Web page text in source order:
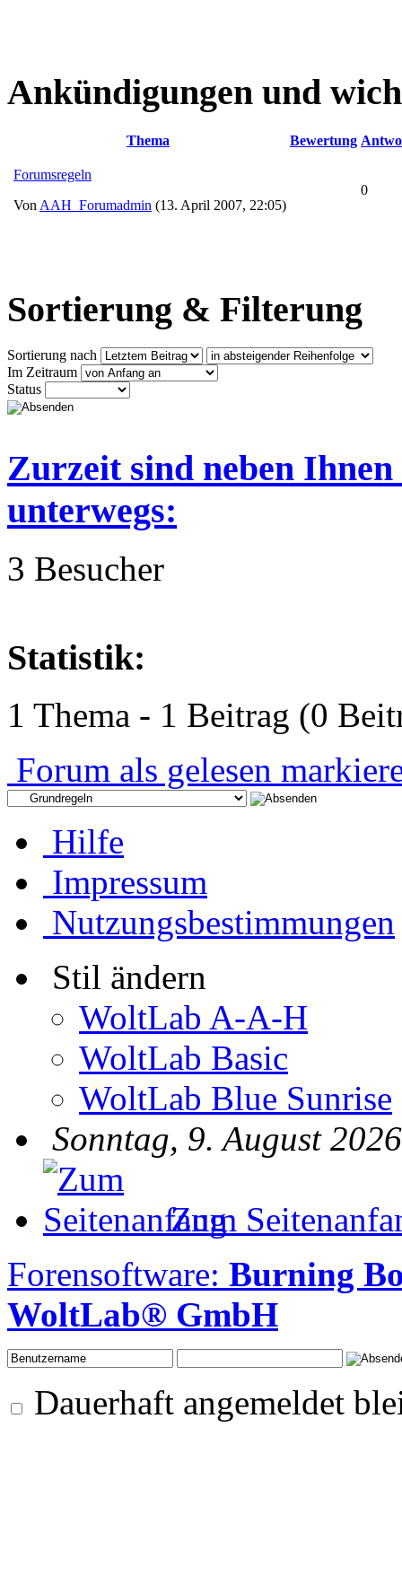
Ankündigungen und
Thema Bewertung
Forumsregeln
Von AAH_Forumadmin (13. April 2007, 22:05)
0
Sortierung & Filterung
Sortierung nach
Im Zeitraum
Status
Zurzeit sind neben
unterwegs:
3 Besucher
Statistik:
1 Thema - 1 Beitrag (0
Forum als gelesen
Hilfe
Impressum
Nutzungsbestimmungen
Stil ändern
WoltLab A-A-H
WoltLab Basic
WoltLab Blue Sunrise
Sonntag, 9. August
Zum
Forensoftware: Burning
WoltLab® GmbH
Dauerhaft angemeldet